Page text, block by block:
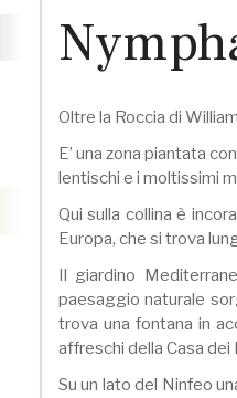
Oltre la Roccia di
E’ una zona piantata
lentischi e i moltissimi
Qui sulla collina è
Europa, che si trova
Il giardino
paesaggio naturale
trova una fontana in
affreschi della Casa dei
Su un lato del Ninfeo